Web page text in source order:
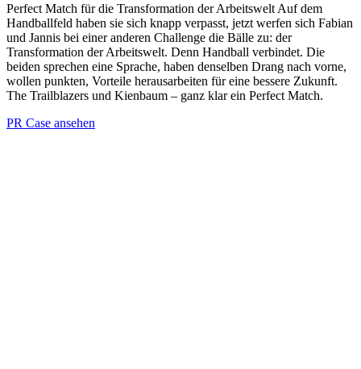
Perfect Match für die Transformation der Arbeitswelt Auf dem
Handballfeld haben sie sich knapp verpasst, jetzt werfen sich Fabian
und Jannis bei einer anderen Challenge die Bälle zu: der
Transformation der Arbeitswelt. Denn Handball verbindet. Die
beiden sprechen eine Sprache, haben denselben Drang nach vorne,
wollen punkten, Vorteile herausarbeiten für eine bessere Zukunft.
The Trailblazers und Kienbaum – ganz klar ein Perfect Match.
PR Case ansehen